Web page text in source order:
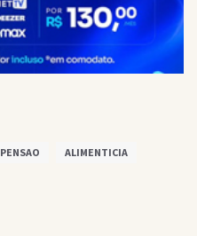
PENSAO ALIMENTICIA